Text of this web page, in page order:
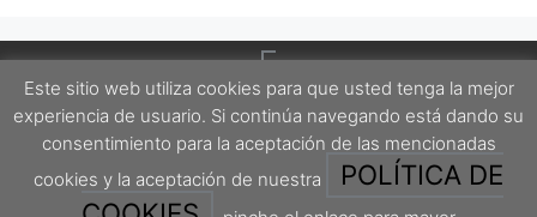
Este proyecto está protegido por una licencia Creative Commons Attribution-
ShareAlike 4.0 International License.
Este sitio web utiliza cookies para que usted tenga la mejor
experiencia de usuario. Si continúa navegando está dando su
consentimiento para la aceptación de las mencionadas
cookies y la aceptación de nuestra
POLÍTICA DE